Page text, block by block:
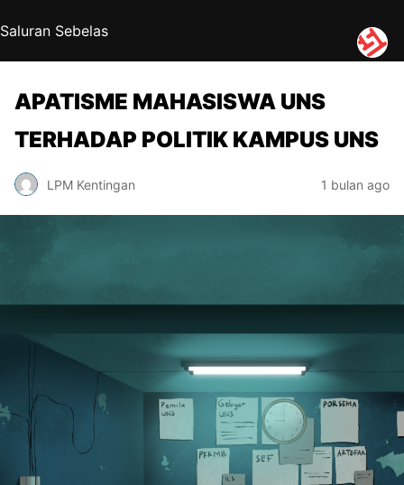
Saluran Sebelas
APATISME MAHASISWA UNS
TERHADAP POLITIK KAMPUS UNS
LPM Kentingan 1 bulan ago